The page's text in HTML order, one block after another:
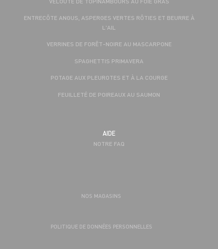
ENTRECÔTE ANGUS, ASPERGES VERTES RÔTIES ET BEURRE À
L'AIL
VERRINES DE FORÊT-NOIRE AU MASCARPONE
SPAGHETTIS PRIMAVERA
POTAGE AUX PLEUROTES ET À LA COURGE
FEUILLETÉ DE POIREAUX AU SAUMON
AIDE
NOTRE FAQ
NOS MAGASINS
POLITIQUE DE DONNÉES PERSONNELLES